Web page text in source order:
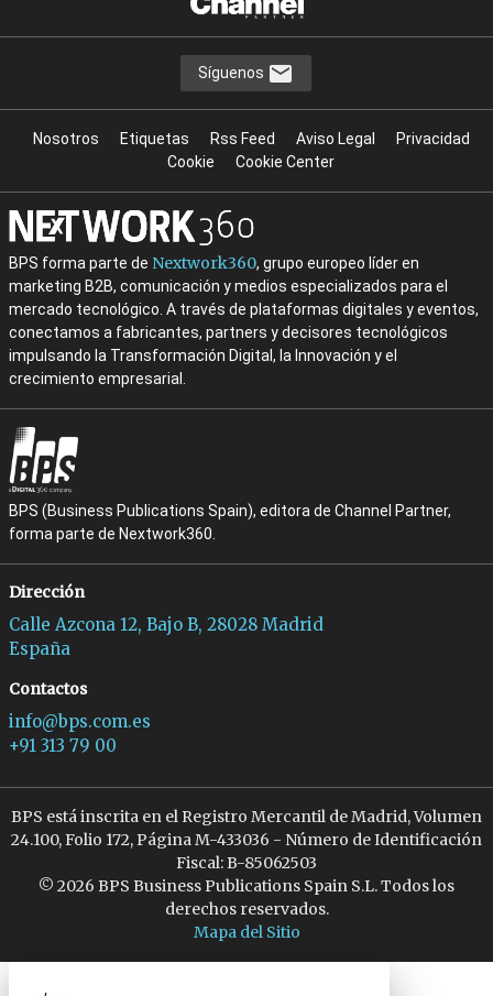
Síguenos
Nosotros Etiquetas Rss Feed Aviso Legal
Privacidad
Cookie
Cookie Center
BPS forma parte de Nextwork360, grupo europeo líder en
marketing B2B, comunicación y medios especializados para el
mercado tecnológico. A través de plataformas digitales y eventos,
conectamos a fabricantes, partners y decisores tecnológicos
impulsando la Transformación Digital, la Innovación y el
crecimiento empresarial.
BPS (Business Publications Spain), editora de Channel Partner,
forma parte de Nextwork360.
Dirección
Calle Azcona 12, Bajo B, 28028 Madrid
España
Contactos
info@bps.com.es
+91 313 79 00
BPS está inscrita en el Registro Mercantil de Madrid, Volumen
24.100, Folio 172, Página M-433036 - Número de Identificación
Fiscal: B-85062503
© 2026 BPS Business Publications Spain S.L. Todos los
derechos reservados.
Mapa del Sitio